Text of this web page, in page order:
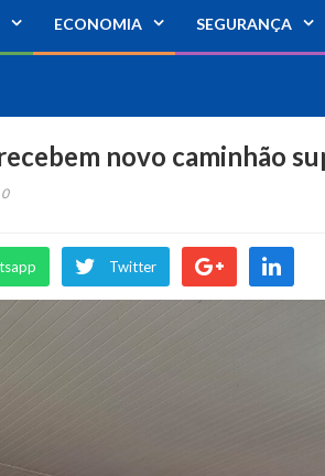
ECONOMIA SEGURANÇA
novo caminhão
0
Twitter